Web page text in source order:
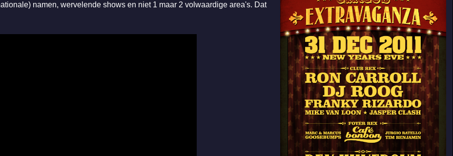
namen, wervelende shows en niet 1 maar 2 volwaardige area's. Dat